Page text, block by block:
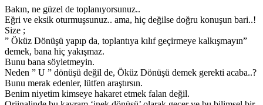
Bakın, ne güzel de toplanıyorsunuz..
Eğri ve eksik oturmuşsunuz.. ama, hiç değilse doğru konuşun bari..!
Size ;
” Öküz Dönüşü yapıp da, toplantıya kılıf geçirmeye kalkışmayın”
demek, bana hiç yakışmaz.
Bunu bana söyletmeyin.
Neden ” U ” dönüşü değil de, Öküz Dönüşü demek gerekti acaba..?
Bunu merak edenler, lütfen araştırsın.
Benim niyetim kimseye hakaret etmek falan değil.